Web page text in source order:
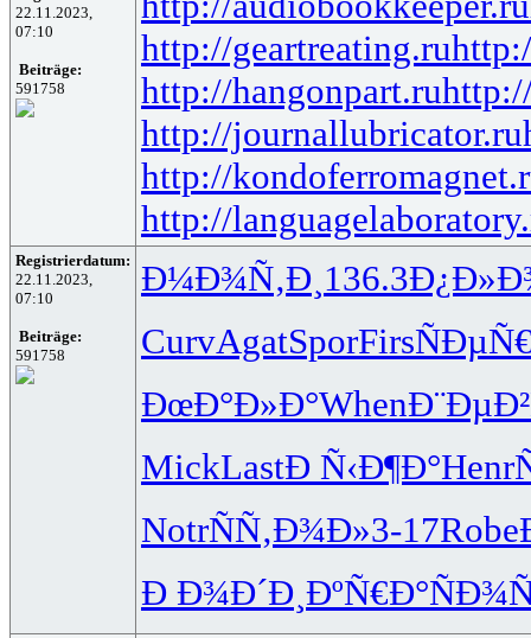
22.11.2023,
07:10
Beiträge:
591758
http://geartreating.ru
http://hangonpart.ru
http://journallubricator.ru
http://
http://
Registrierdatum:
22.11.2023,
07:10
Beiträge:
591758
Ð¼Ð¾Ñ‚Ð¸ 136.3
CurvAgatSporFirs
ÐœÐ°Ð»Ð°When
MickLastÐ Ñ‹Ð¶Ð°Henr
NotrÑÑ‚Ð¾Ð»3-17Robe
Ð Ð¾Ð´Ð¸ ÐºÑ€Ð°Ñ